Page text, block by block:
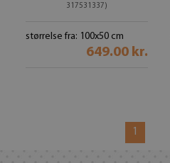
317531337)
størrelse fra: 100x50 cm
649.00 kr.
1